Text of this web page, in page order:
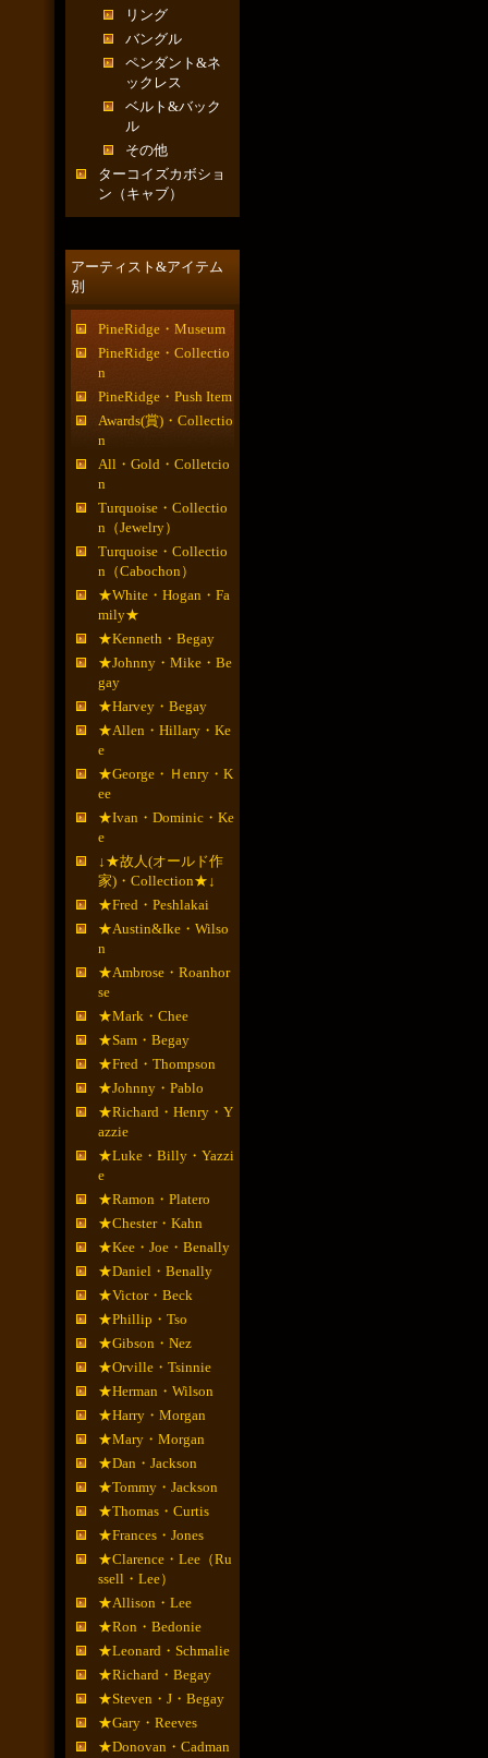
リング
バングル
ペンダント&ネ
ックレス
ベルト&バック
ル
その他
ターコイズカボショ
ン（キャブ）
アーティスト&アイテム
別
PineRidge・Museum
PineRidge・Collectio
n
PineRidge・Push Item
Awards(賞)・Collectio
n
All・Gold・Colletcio
n
Turquoise・Collectio
n（Jewelry）
Turquoise・Collectio
n（Cabochon）
★White・Hogan・Fa
mily★
★Kenneth・Begay
★Johnny・Mike・Be
gay
★Harvey・Begay
★Allen・Hillary・Ke
e
★George・Ｈenry・K
ee
★Ivan・Dominic・Ke
e
↓★故人(オールド作
家)・Collection★↓
★Fred・Peshlakai
★Austin&Ike・Wilso
n
★Ambrose・Roanhor
se
★Mark・Chee
★Sam・Begay
★Fred・Thompson
★Johnny・Pablo
★Richard・Henry・Y
azzie
★Luke・Billy・Yazzi
e
★Ramon・Platero
★Chester・Kahn
★Kee・Joe・Benally
★Daniel・Benally
★Victor・Beck
★Phillip・Tso
★Gibson・Nez
★Orville・Tsinnie
★Herman・Wilson
★Harry・Morgan
★Mary・Morgan
★Dan・Jackson
★Tommy・Jackson
★Thomas・Curtis
★Frances・Jones
★Clarence・Lee（Ru
ssell・Lee）
★Allison・Lee
★Ron・Bedonie
★Leonard・Schmalie
★Richard・Begay
★Steven・J・Begay
★Gary・Reeves
★Donovan・Cadman